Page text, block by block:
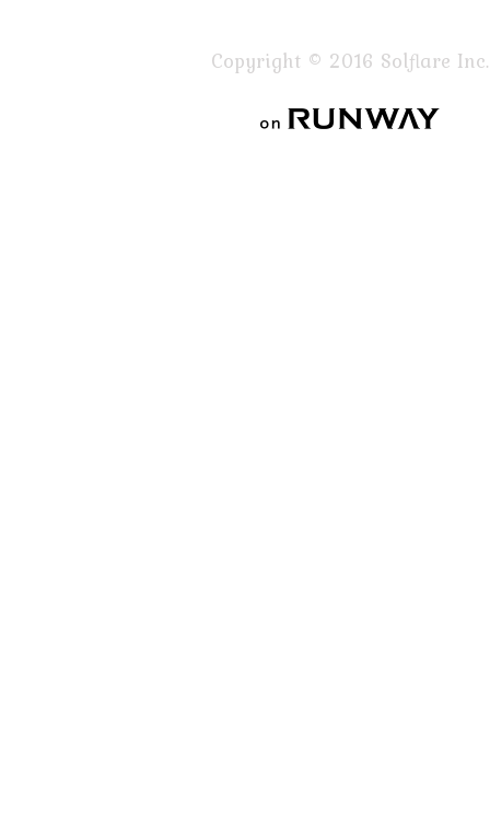
Copyright © 2016 Solflare Inc.